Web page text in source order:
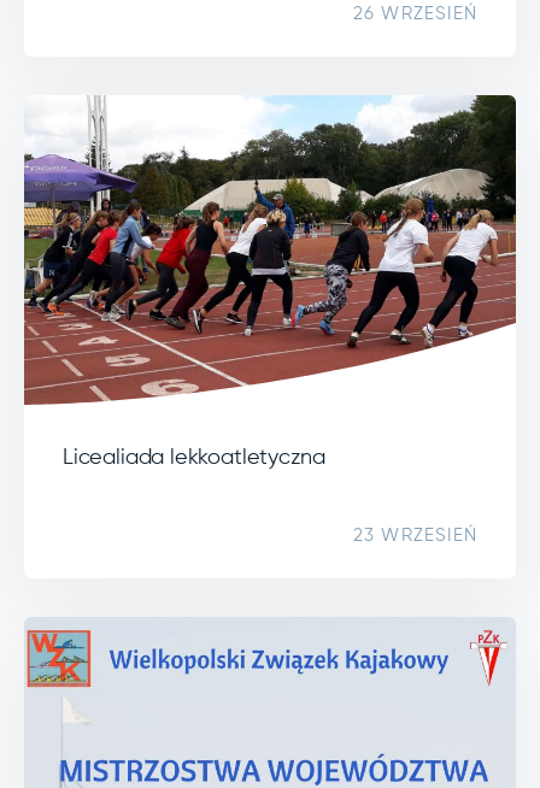
26 WRZESIEŃ
Licealiada lekkoatletyczna
23 WRZESIEŃ